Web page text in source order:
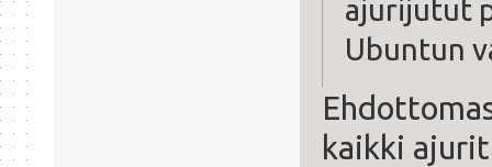
ajurijutut
Ubuntun
kaikki